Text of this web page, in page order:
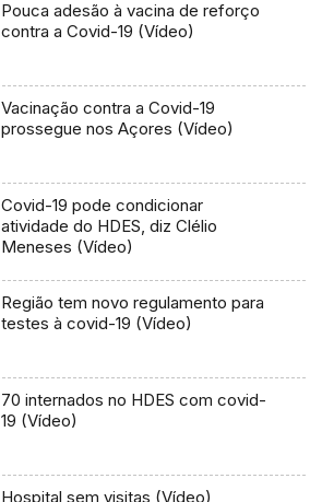
Pouca adesão à vacina de reforço
contra a Covid-19 (Vídeo)
Vacinação contra a Covid-19
prossegue nos Açores (Vídeo)
Covid-19 pode condicionar
atividade do HDES, diz Clélio
Meneses (Vídeo)
Região tem novo regulamento para
testes à covid-19 (Vídeo)
70 internados no HDES com covid-
19 (Vídeo)
Hospital sem visitas (Vídeo)